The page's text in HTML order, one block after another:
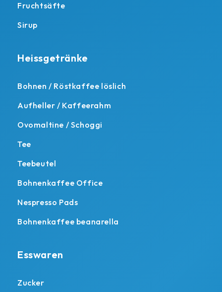
Fruchtsäfte
Sirup
Heissgetränke
Bohnen / Röstkaffee löslich
Aufheller / Kaffeerahm
Ovomaltine / Schoggi
Tee
Teebeutel
Bohnenkaffee Office
Nespresso Pads
Bohnenkaffee beanarella
Esswaren
Zucker